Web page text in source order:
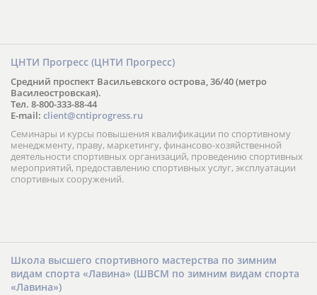
ЦНТИ Прогресс (ЦНТИ Прогресс)
Средний проспект Васильевского острова, 36/40 (метро
Василеостровская).
Тел. 8-800-333-88-44
E-mail: client@cntiprogress.ru
Семинары и курсы повышения квалификации по спортивному
менеджменту, праву, маркетингу, финансово-хозяйственной
деятельности спортивных организаций, проведению спортивных
мероприятий, предоставлению спортивных услуг, эксплуатации
спортивных сооружений.
Школа высшего спортивного мастерства по зимним
видам спорта «Лавина» (ШВСМ по зимним видам спорта
«Лавина»)